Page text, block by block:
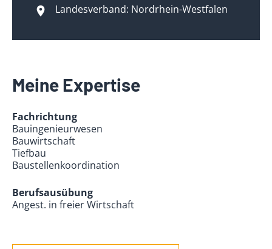
Landesverband: Nordrhein-Westfalen
Meine Expertise
Fachrichtung
Bauingenieurwesen
Bauwirtschaft
Tiefbau
Baustellenkoordination
Berufsausübung
Angest. in freier Wirtschaft